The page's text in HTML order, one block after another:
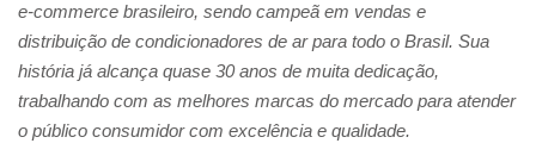
e-commerce brasileiro, sendo campeã em vendas e
distribuição de condicionadores de ar para todo o Brasil. Sua
história já alcança quase 30 anos de muita dedicação,
trabalhando com as melhores marcas do mercado para atender
o público consumidor com excelência e qualidade.